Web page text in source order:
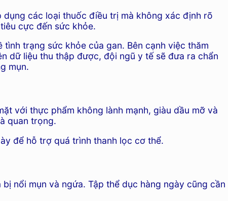
các loại thuốc điều trị mà không xác định rõ
cực đến sức khỏe.
trạng sức khỏe của gan. Bên cạnh việc thăm
dữ liệu thu thập được, đội ngũ y tế sẽ đưa ra chẩn
mụn.
với thực phẩm không lành mạnh, giàu dầu mỡ và
quan trọng.
để hỗ trợ quá trình thanh lọc cơ thể.
nổi mụn và ngứa. Tập thể dục hàng ngày cũng cần